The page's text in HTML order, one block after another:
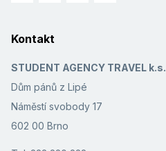
Kontakt
STUDENT AGENCY TRAVEL k.s.
Dům pánů z Lipé
Náměstí svobody 17
602 00 Brno